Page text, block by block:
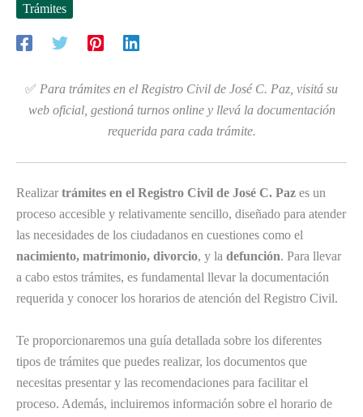
Trámites
✅ Para trámites en el Registro Civil de José C. Paz, visitá su
web oficial, gestioná turnos online y llevá la documentación
requerida para cada trámite.
Realizar trámites en el Registro Civil de José C. Paz es un
proceso accesible y relativamente sencillo, diseñado para atender
las necesidades de los ciudadanos en cuestiones como el
nacimiento, matrimonio, divorcio, y la defunción. Para llevar
a cabo estos trámites, es fundamental llevar la documentación
requerida y conocer los horarios de atención del Registro Civil.
Te proporcionaremos una guía detallada sobre los diferentes
tipos de trámites que puedes realizar, los documentos que
necesitas presentar y las recomendaciones para facilitar el
proceso. Además, incluiremos información sobre el horario de